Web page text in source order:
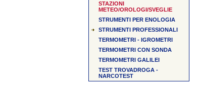
STAZIONI
METEO/OROLOGI/SVEGLIE
STRUMENTI PER ENOLOGIA
STRUMENTI PROFESSIONALI
TERMOMETRI - IGROMETRI
TERMOMETRI CON SONDA
TERMOMETRI GALILEI
TEST TROVADROGA -
NARCOTEST